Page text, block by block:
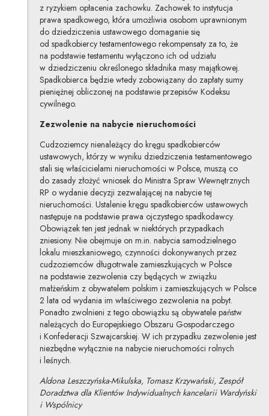
z ryzykiem opłacenia zachowku. Zachowek to instytucja
prawa spadkowego, która umożliwia osobom uprawnionym
do dziedziczenia ustawowego domaganie się
od spadkobiercy testamentowego rekompensaty za to, że
na podstawie testamentu wyłączono ich od udziału
w dziedziczeniu określonego składnika masy majątkowej.
Spadkobierca będzie wtedy zobowiązany do zapłaty sumy
pieniężnej obliczonej na podstawie przepisów Kodeksu
cywilnego.
Zezwolenie na nabycie nieruchomości
Cudzoziemcy nienależący do kręgu spadkobierców
ustawowych, którzy w wyniku dziedziczenia testamentowego
stali się właścicielami nieruchomości w Polsce, muszą co
do zasady złożyć wniosek do Ministra Spraw Wewnętrznych
RP o wydanie decyzji zezwalającej na nabycie tej
nieruchomości. Ustalenie kręgu spadkobierców ustawowych
następuje na podstawie prawa ojczystego spadkodawcy.
Obowiązek ten jest jednak w niektórych przypadkach
zniesiony. Nie obejmuje on m.in. nabycia samodzielnego
lokalu mieszkaniowego, czynności dokonywanych przez
cudzoziemców długotrwale zamieszkujących w Polsce
na podstawie zezwolenia czy będących w związku
małżeńskim z obywatelem polskim i zamieszkujących w Polsce
2 lata od wydania im właściwego zezwolenia na pobyt.
Ponadto zwolnieni z tego obowiązku są obywatele państw
należących do Europejskiego Obszaru Gospodarczego
i Konfederacji Szwajcarskiej. W ich przypadku zezwolenie jest
niezbędne wyłącznie na nabycie nieruchomości rolnych
i leśnych.
Aldona Leszczyńska-Mikulska, Tomasz Krzywański, Zespół
Doradztwa dla Klientów Indywidualnych kancelarii Wardyński
i Wspólnicy